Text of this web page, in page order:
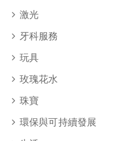
激光
牙科服務
玩具
玫瑰花水
珠寶
環保與可持續發展